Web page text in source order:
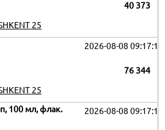
40 373
25
2026-08-08 09:17:19
76 344
25
100 мл, флак.
2026-08-08 09:17:19